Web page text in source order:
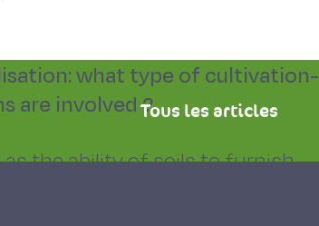
what type of cultivation-
are involved ?
the ability of soils to furnish
Tous les articles